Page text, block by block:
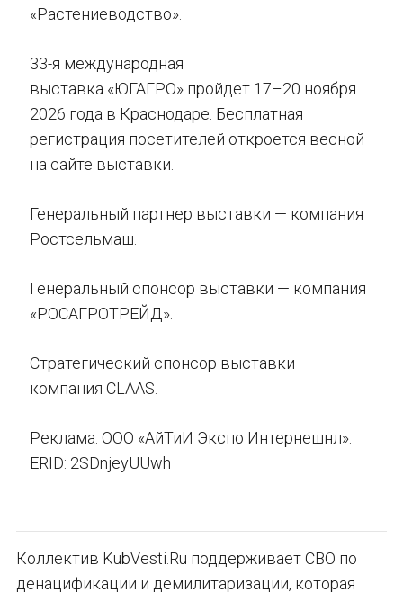
«Растениеводство».
33-я международная
выставка «ЮГАГРО» пройдет 17–20 ноября
2026 года в Краснодаре. Бесплатная
регистрация посетителей откроется весной
на сайте выставки.
Генеральный партнер выставки — компания
Ростсельмаш.
Генеральный спонсор выставки — компания
«РОСАГРОТРЕЙД».
Стратегический спонсор выставки —
компания CLAAS.
Реклама. ООО «АйТиИ Экспо Интернешнл».
ERID: 2SDnjeyUUwh
Коллектив KubVesti.Ru поддерживает СВО по
денацификации и демилитаризации, которая